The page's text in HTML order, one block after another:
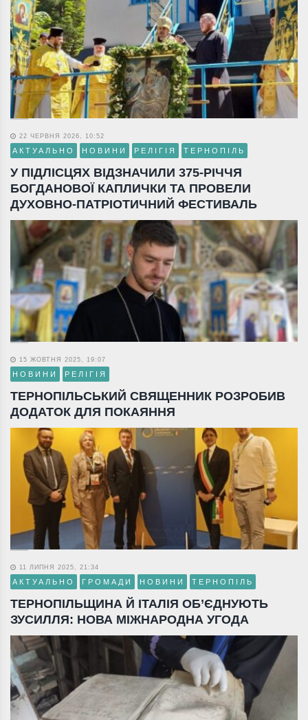
22 ЧЕРВНЯ 2026, 10:52
АКТУАЛЬНО НОВИНИ РЕЛІГІЯ ТЕРНОПІЛЬ
У ПІДЛІСЦЯХ ВІДЗНАЧИЛИ 375-РІЧЧЯ
БОГДАНОВОЇ КАПЛИЧКИ ТА ПРОВЕЛИ
ДУХОВНО-ПАТРІОТИЧНИЙ ФЕСТИВАЛЬ
15 ЖОВТНЯ 2025, 19:07
НОВИНИ РЕЛІГІЯ
ТЕРНОПІЛЬСЬКИЙ СВЯЩЕННИК РОЗРОБИВ
ДОДАТОК ДЛЯ ПОКАЯННЯ
11 ЛИПНЯ 2025, 21:34
АКТУАЛЬНО ГРОМАДИ НОВИНИ ТЕРНОПІЛЬ
ТЕРНОПІЛЬЩИНА Й ІТАЛІЯ ОБ’ЄДНУЮТЬ
ЗУСИЛЛЯ: НОВА МІЖНАРОДНА УГОДА